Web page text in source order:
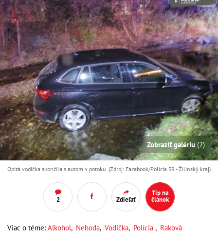
Zobraziť galériu (2)
Opitá vodička skončila s autom v potoku (Zdroj: Facebook/Polícia SR - Žilinský kraj)
2 Zdieľať
Tip na
článok
Viac o téme: Alkohol, Nehoda, Vodička, Polícia , Raková